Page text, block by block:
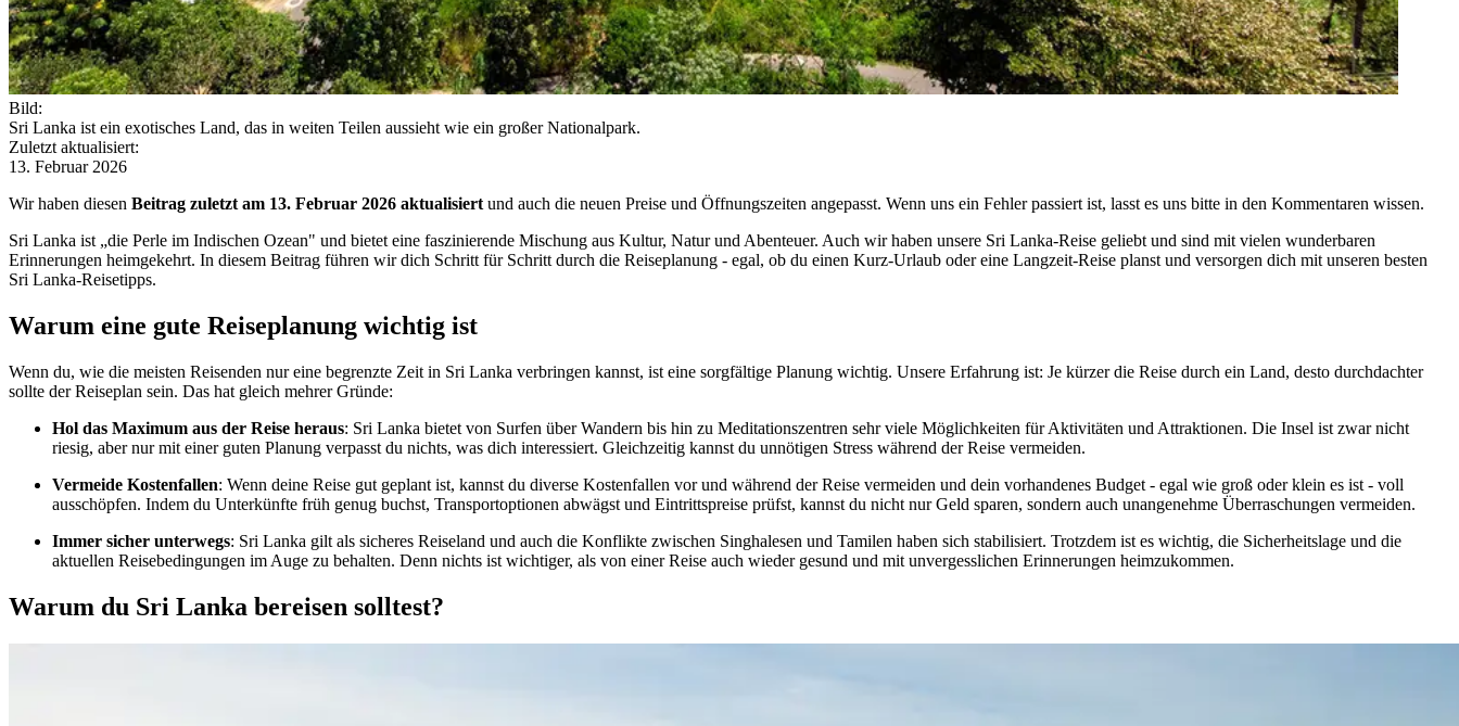
Bild:
Sri Lanka ist ein exotisches Land, das in weiten Teilen aussieht wie ein großer Nationalpark.
Zuletzt aktualisiert:
13. Februar 2026
Wir haben diesen Beitrag zuletzt am 13. Februar 2026 aktualisiert und auch die neuen Preise und Öffnungszeiten angepasst. Wenn uns ein Fehler passiert ist, lasst es uns bitte in den Kommentaren wissen.
Sri Lanka ist „die Perle im Indischen Ozean" und bietet eine faszinierende Mischung aus Kultur, Natur und Abenteuer. Auch wir haben unsere Sri Lanka-Reise geliebt und sind mit vielen wunderbaren
Erinnerungen heimgekehrt. In diesem Beitrag führen wir dich Schritt für Schritt durch die Reiseplanung - egal, ob du einen Kurz-Urlaub oder eine Langzeit-Reise planst und versorgen dich mit unseren besten
Sri Lanka-Reisetipps.
Warum eine gute Reiseplanung wichtig ist
Wenn du, wie die meisten Reisenden nur eine begrenzte Zeit in Sri Lanka verbringen kannst, ist eine sorgfältige Planung wichtig. Unsere Erfahrung ist: Je kürzer die Reise durch ein Land, desto durchdachter
sollte der Reiseplan sein. Das hat gleich mehrer Gründe:
Hol das Maximum aus der Reise heraus: Sri Lanka bietet von Surfen über Wandern bis hin zu Meditationszentren sehr viele Möglichkeiten für Aktivitäten und Attraktionen. Die Insel ist zwar nicht
riesig, aber nur mit einer guten Planung verpasst du nichts, was dich interessiert. Gleichzeitig kannst du unnötigen Stress während der Reise vermeiden.
Vermeide Kostenfallen: Wenn deine Reise gut geplant ist, kannst du diverse Kostenfallen vor und während der Reise vermeiden und dein vorhandenes Budget - egal wie groß oder klein es ist - voll
ausschöpfen. Indem du Unterkünfte früh genug buchst, Transportoptionen abwägst und Eintrittspreise prüfst, kannst du nicht nur Geld sparen, sondern auch unangenehme Überraschungen vermeiden.
Immer sicher unterwegs: Sri Lanka gilt als sicheres Reiseland und auch die Konflikte zwischen Singhalesen und Tamilen haben sich stabilisiert. Trotzdem ist es wichtig, die Sicherheitslage und die
aktuellen Reisebedingungen im Auge zu behalten. Denn nichts ist wichtiger, als von einer Reise auch wieder gesund und mit unvergesslichen Erinnerungen heimzukommen.
Warum du Sri Lanka bereisen solltest?